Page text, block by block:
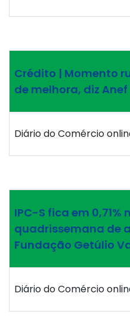
Crédito | Momento
de melhora, diz Anef
Diário do Comércio
IPC-S fica em 0,71%
quadrissemana de
Fundação Getúlio
Diário do Comércio